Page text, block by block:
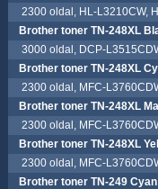
2300 oldal, HL-L3210CW,
Brother toner TN-248XL
3000 oldal, DCP-
Brother toner TN-248XL
2300 oldal, MFC-
Brother toner TN-248XL
2300 oldal, MFC-
Brother toner TN-248XL
2300 oldal, MFC-
Brother toner TN-249 Cyan